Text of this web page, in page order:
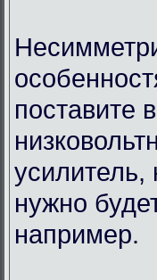
поставите
усилитель,
нужно
например.